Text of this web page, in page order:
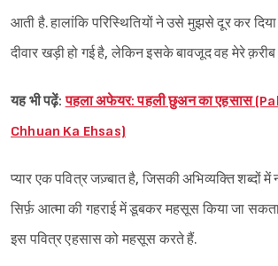
आती है. हालांकि परिस्थितियों ने उसे मुझसे दूर कर दिया
दीवार खड़ी हो गई है, लेकिन इसके बावजूद वह मेरे क़रीब
यह भी पढ़ें:पहला अफेयर: पहली छुअन का एहसास
Chhuan Ka Ehsas)
प्यार एक पवित्र जज़्बात है, जिसकी अभिव्यक्ति शब्दों
सिर्फ़ आत्मा की गहराई में डूबकर महसूस किया जा
इस पवित्र एहसास को महसूस करते हैं.